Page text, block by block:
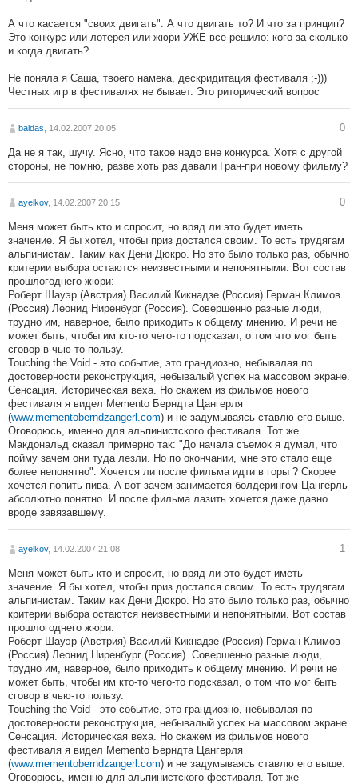
А что касается "своих двигать". А что двигать то? И что за принцип?
Это конкурс или лотерея или жюри УЖЕ все решило: кого за сколько
и когда двигать?
Не поняла я Саша, твоего намека, дескридитация фестиваля ;-)))
Честных игр в фестивалях не бывает. Это риторический вопрос
baldas , 14.02.2007 20:05 0
Да не я так, шучу. Ясно, что такое надо вне конкурса. Хотя с другой
стороны, не помню, разве хоть раз давали Гран-при новому фильму?
ayelkov, 14.02.2007 20:15 0
Меня может быть кто и спросит, но вряд ли это будет иметь
значение. Я бы хотел, чтобы приз достался своим. То есть трудягам
альпинистам. Таким как Дени Дюкро. Но это было только раз, обычно
критерии выбора остаются неизвестными и непонятными. Вот состав
прошлогоднего жюри:
Роберт Шауэр (Австрия) Василий Кикнадзе (Россия) Герман Климов
(Россия) Леонид Ниренбург (Россия). Совершенно разные люди,
трудно им, наверное, было приходить к общему мнению. И речи не
может быть, чтобы им кто-то чего-то подсказал, о том что мог быть
сговор в чью-то пользу.
Touching the Void - это событие, это грандиозно, небывалая по
достоверности реконструкция, небывалый успех на массовом экране.
Сенсация. Историческая веха. Но скажем из фильмов нового
фестиваля я видел Memento Берндта Цангерля
(www.mementoberndzangerl.com) и не задумываясь ставлю его выше.
Оговорюсь, именно для альпинистского фестиваля. Тот же
Макдональд сказал примерно так: "До начала съемок я думал, что
пойму зачем они туда лезли. Но по окончании, мне это стало еще
более непонятно". Хочется ли после фильма идти в горы ? Скорее
хочется попить пива. А вот зачем занимается болдерингом Цангерль
абсолютно понятно. И после фильма лазить хочется даже давно
вроде завязавшему.
ayelkov, 14.02.2007 21:08 1
Меня может быть кто и спросит, но вряд ли это будет иметь
значение. Я бы хотел, чтобы приз достался своим. То есть трудягам
альпинистам. Таким как Дени Дюкро. Но это было только раз, обычно
критерии выбора остаются неизвестными и непонятными. Вот состав
прошлогоднего жюри:
Роберт Шауэр (Австрия) Василий Кикнадзе (Россия) Герман Климов
(Россия) Леонид Ниренбург (Россия). Совершенно разные люди,
трудно им, наверное, было приходить к общему мнению. И речи не
может быть, чтобы им кто-то чего-то подсказал, о том что мог быть
сговор в чью-то пользу.
Touching the Void - это событие, это грандиозно, небывалая по
достоверности реконструкция, небывалый успех на массовом экране.
Сенсация. Историческая веха. Но скажем из фильмов нового
фестиваля я видел Memento Берндта Цангерля
(www.mementoberndzangerl.com) и не задумываясь ставлю его выше.
Оговорюсь, именно для альпинистского фестиваля. Тот же